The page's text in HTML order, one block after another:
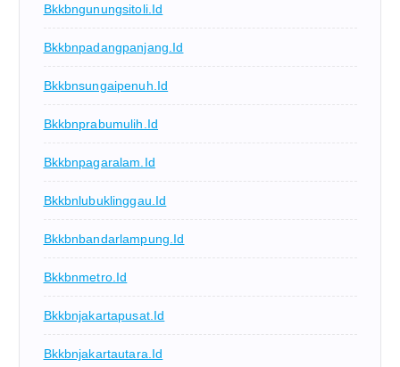
Bkkbngunungsitoli.id
Bkkbnpadangpanjang.id
Bkkbnsungaipenuh.id
Bkkbnprabumulih.id
Bkkbnpagaralam.id
Bkkbnlubuklinggau.id
Bkkbnbandarlampung.id
Bkkbnmetro.id
Bkkbnjakartapusat.id
Bkkbnjakartautara.id